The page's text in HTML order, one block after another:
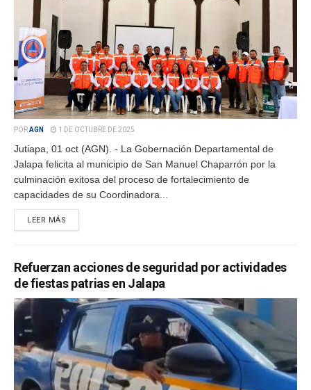
PORAGN 1 DE OCTUBRE DE 2025
Jutiapa, 01 oct (AGN). - La Gobernación Departamental de
Jalapa felicita al municipio de San Manuel Chaparrón por la
culminación exitosa del proceso de fortalecimiento de
capacidades de su Coordinadora...
LEER MÁS
Refuerzan acciones de seguridad por actividades
de fiestas patrias en Jalapa